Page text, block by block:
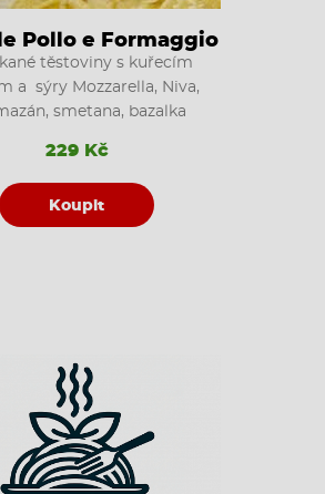
Pollo e Formaggio
těstoviny s kuřecím
a sýry Mozzarella, Niva,
smetana, bazalka
229 Kč
Koupit